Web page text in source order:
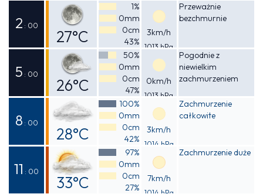
2 : 00
27°C
Odczuwalna
27°C
1%
0mm
0cm
43%
3km/h
1013 hPa
Przeważnie
bezchmurnie
5 : 00
26°C
Odczuwalna
26°C
50%
0mm
0cm
47%
0km/h
1013 hPa
Pogodnie z
niewielkim
zachmurzeniem
8 : 00
28°C
Odczuwalna
28°C
100%
0mm
0cm
42%
3km/h
1014 hPa
Zachmurzenie
całkowite
11 : 00
33°C
97%
0mm
0cm
27%
7km/h
1014 hPa
Zachmurzenie duże